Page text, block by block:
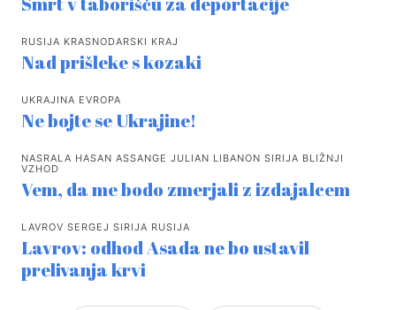
RUSIJA KRASNODARSKI KRAJ
Nad prišleke s kozaki
UKRAJINA EVROPA
Ne bojte se Ukrajine!
NASRALA HASAN ASSANGE JULIAN LIBANON SIRIJA BLIŽNJI
VZHOD
Vem, da me bodo zmerjali z izdajalcem
LAVROV SERGEJ SIRIJA RUSIJA
Lavrov: odhod Asada ne bo ustavil
prelivanja krvi